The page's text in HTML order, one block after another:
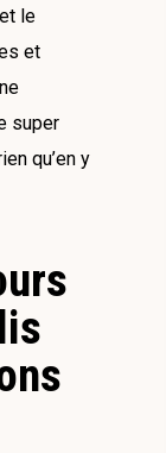
le
et
super
qu’en y